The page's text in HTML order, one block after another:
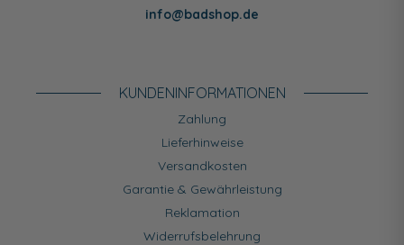
info@badshop.de
KUNDEN­INFORMATIONEN
Zahlung
Lieferhinweise
Versandkosten
Garantie & Gewährleistung
Reklamation
Widerrufsbelehrung